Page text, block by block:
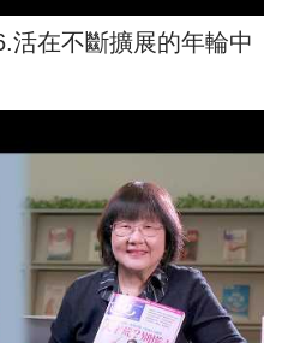
活在不斷擴展的年輪中